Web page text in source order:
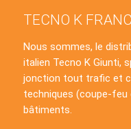
TECNO K
Nous sommes, le
italien Tecno K Giunti,
jonction tout trafic et
techniques (coupe-
bâtiments.